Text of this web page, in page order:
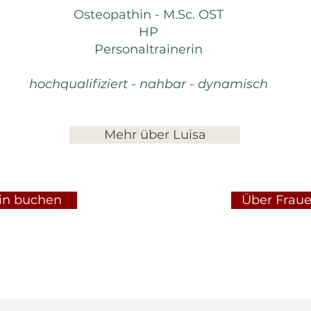
Osteopathin - M.Sc. OST
HP
Personaltrainerin
hochqualifiziert - nahbar - dynamisch
Mehr über Luisa
buchen Über